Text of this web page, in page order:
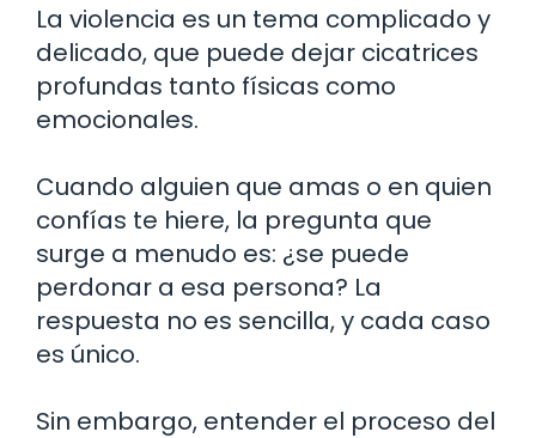
La violencia es un tema complicado y
delicado, que puede dejar cicatrices
profundas tanto físicas como
emocionales.
Cuando alguien que amas o en quien
confías te hiere, la pregunta que
surge a menudo es: ¿se puede
perdonar a esa persona? La
respuesta no es sencilla, y cada caso
es único.
Sin embargo, entender el proceso del